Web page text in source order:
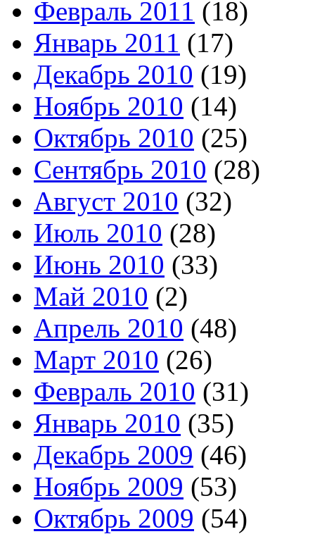
Февраль 2011 (18)
Январь 2011 (17)
Декабрь 2010 (19)
Ноябрь 2010 (14)
Октябрь 2010 (25)
Сентябрь 2010 (28)
Август 2010 (32)
Июль 2010 (28)
Июнь 2010 (33)
Май 2010 (2)
Апрель 2010 (48)
Март 2010 (26)
Февраль 2010 (31)
Январь 2010 (35)
Декабрь 2009 (46)
Ноябрь 2009 (53)
Октябрь 2009 (54)